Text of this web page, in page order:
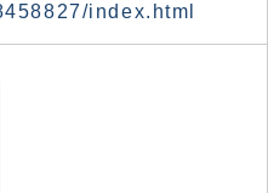
index.html